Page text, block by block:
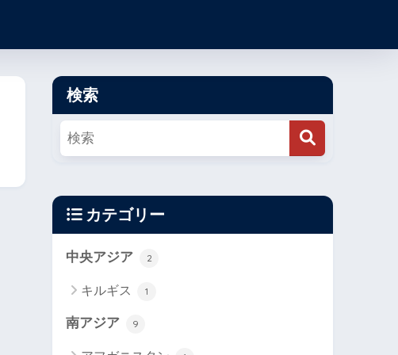
検索
カテゴリー
中央アジア 2
キルギス 1
南アジア 9